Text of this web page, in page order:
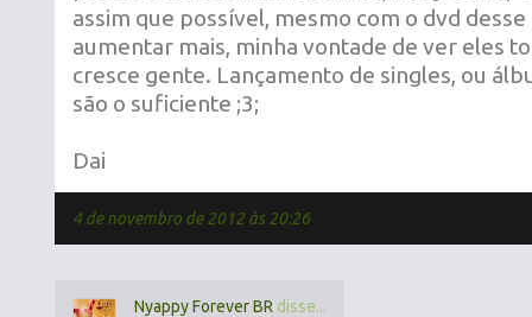
assim que possível, mesmo com o dvd
aumentar mais, minha vontade de ver eles
cresce gente. Lançamento de singles, ou
são o suficiente ;3;
Dai
4 de novembro de 2012 às 20:26
Nyappy Forever BR disse...